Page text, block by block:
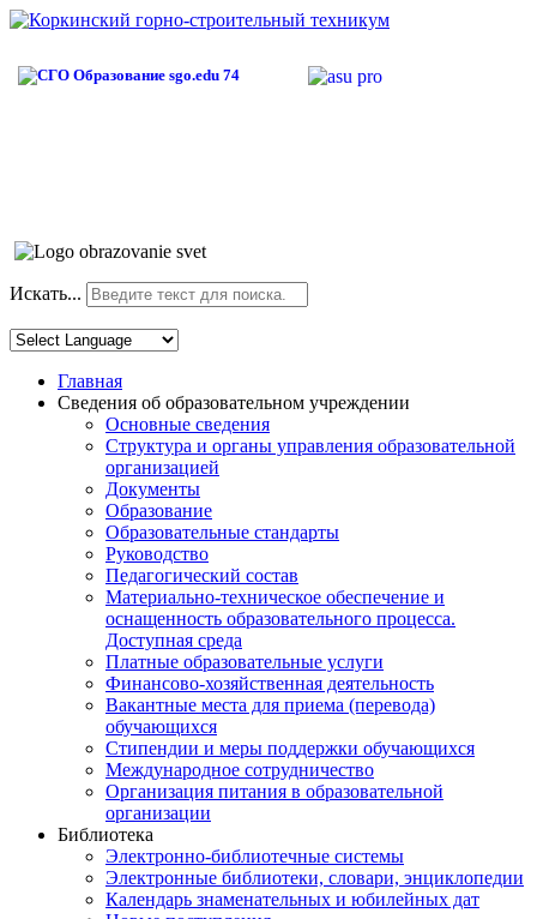
Искать...
Главная
Сведения об образовательном учреждении
Основные сведения
Структура и органы управления образовательной
организацией
Документы
Образование
Образовательные стандарты
Руководство
Педагогический состав
Материально-техническое обеспечение и
оснащенность образовательного процесса.
Доступная среда
Платные образовательные услуги
Финансово-хозяйственная деятельность
Вакантные места для приема (перевода)
обучающихся
Стипендии и меры поддержки обучающихся
Международное сотрудничество
Организация питания в образовательной
организации
Библиотека
Электронно-библиотечные системы
Электронные библиотеки, словари, энциклопедии
Календарь знаменательных и юбилейных дат